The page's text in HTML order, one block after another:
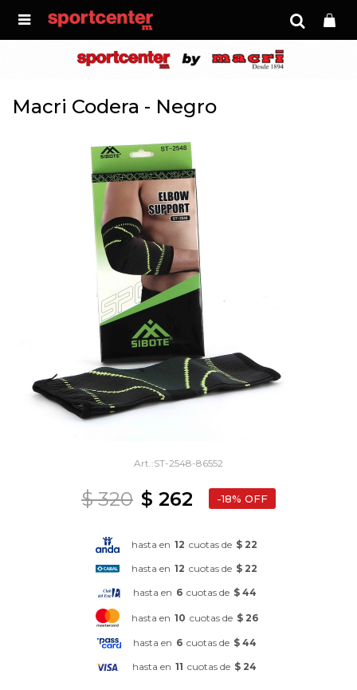

Macri Codera - Negro
ST-2548-86552
$ 262
$ 320 18
hasta en 12 cuotas de $ 22
hasta en 12 cuotas de $ 22
hasta en 6 cuotas de $ 44
hasta en 10 cuotas de $ 26
hasta en 6 cuotas de $ 44
hasta en 11 cuotas de $ 24